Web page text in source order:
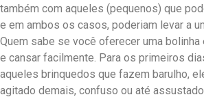
também com aqueles (pequenos) que
e em ambos os casos, poderiam levar a
Quem sabe se você oferecer uma
e cansar facilmente. Para os primeiros
aqueles brinquedos que fazem barulho,
agitado demais, confuso ou até